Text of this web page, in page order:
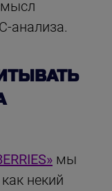
анализа.
мы
некий